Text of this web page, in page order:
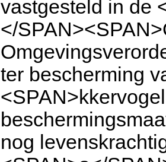
vastgesteld in de
</
ter bescherming
nog